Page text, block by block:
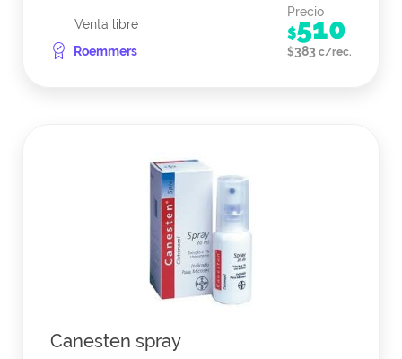
Venta libre
Roemmers
Precio
$510
$383 c/rec.
Canesten spray